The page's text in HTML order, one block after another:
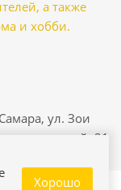
а также
и хобби.
Самара, ул. Зои
21
Хорошо